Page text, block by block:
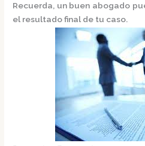
Recuerda, un buen abogado
el resultado final de tu caso.